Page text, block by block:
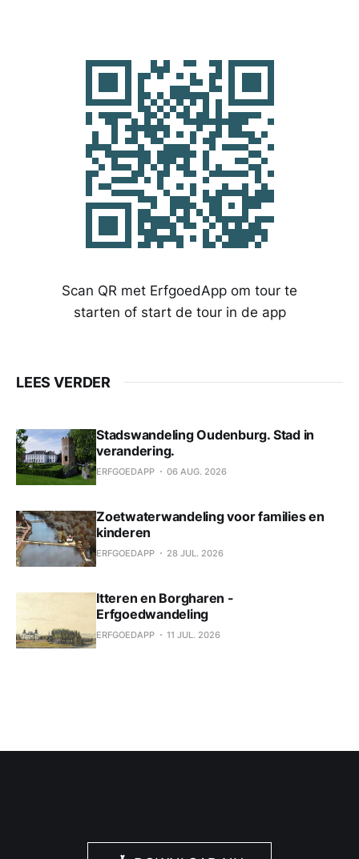
Scan QR met ErfgoedApp om tour te
starten of start de tour in de app
LEES VERDER
Stadswandeling Oudenburg. Stad in
verandering.
ERFGOEDAPP 06 AUG. 2026
Zoetwaterwandeling voor families en
kinderen
ERFGOEDAPP 28 JUL. 2026
Itteren en Borgharen -
Erfgoedwandeling
ERFGOEDAPP 11 JUL. 2026